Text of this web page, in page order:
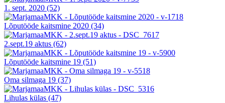
1. sept. 2020 (52)
Lõputööde kaitsmine 2020 (34)
2.sept.19 aktus (62)
Lõputööde kaitsmine 19 (51)
Oma silmaga 19 (37)
Lihulas külas (47)